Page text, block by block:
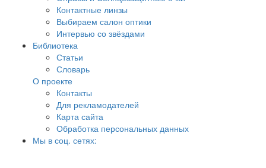
Контактные линзы
Выбираем салон оптики
Интервью со звёздами
Библиотека
Статьи
Словарь
О проекте
Контакты
Для рекламодателей
Карта сайта
Обработка персональных данных
Мы в соц. сетях: